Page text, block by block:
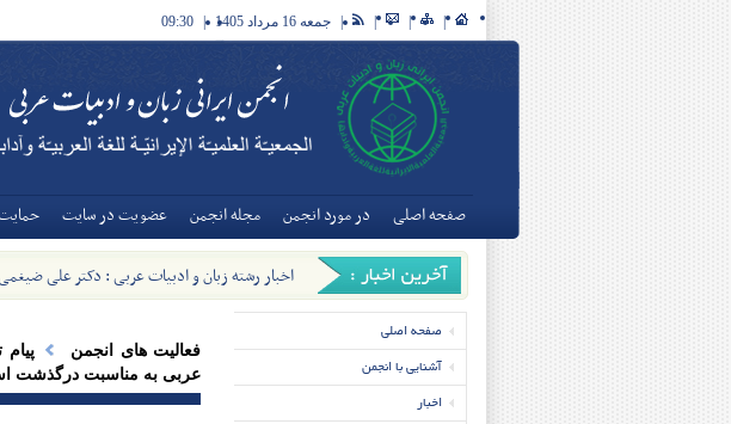
جمعه 16 مرداد 1405 09:30
صفحه اصلی در مورد انجمن مجله انجمن عضويت در سايت
اخبار رشته زبان و ادبیات عربی : دکتر علی
تخصصی زبان و ادبیات عربی وزارت منصوب شد - [1405/
صفحه اصلی
آشنایی با انجمن
اخبار
فعالیت های انجمن
عربی به مناسبت درگذشت